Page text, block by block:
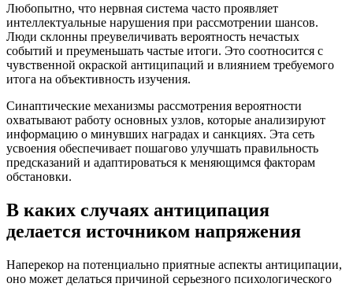
Любопытно, что нервная система часто проявляет
интеллектуальные нарушения при рассмотрении шансов.
Люди склонны преувеличивать вероятность нечастых
событий и преуменьшать частые итоги. Это соотносится с
чувственной окраской антиципаций и влиянием требуемого
итога на объективность изучения.
Синаптические механизмы рассмотрения вероятности
охватывают работу основных узлов, которые анализируют
информацию о минувших наградах и санкциях. Эта сеть
усвоения обеспечивает пошагово улучшать правильность
предсказаний и адаптироваться к меняющимся факторам
обстановки.
В каких случаях антиципация
делается источником напряжения
Наперекор на потенциально приятные аспекты антиципации,
оно может делаться причиной серьезного психологического